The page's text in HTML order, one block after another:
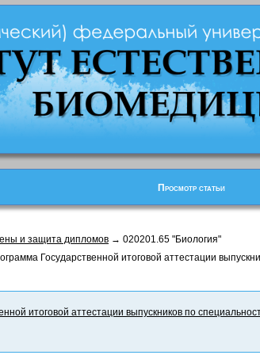
Просмотр статьи
и защита дипломов → 020201.65 "Биология"
Государственной итоговой аттестации
итоговой аттестации выпускников по